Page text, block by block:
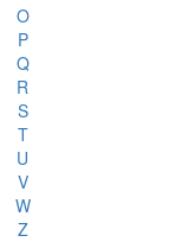
O
P
Q
R
S
T
U
V
W
Z